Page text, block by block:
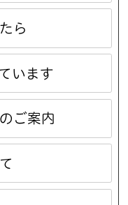
ら
います
ご案内